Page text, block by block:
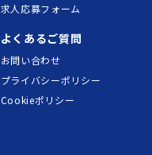
求人応募フォーム
よくあるご質問
お問い合わせ
プライバシーポリシー
Cookieポリシー